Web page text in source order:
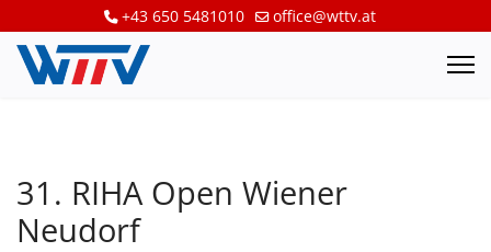
+43 650 5481010 office@wttv.at
31. RIHA Open Wiener
Neudorf